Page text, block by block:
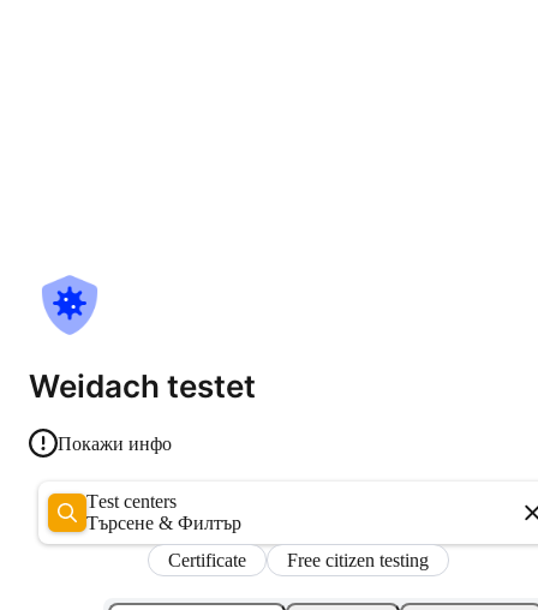
Weidach testet
Покажи инфо
Test centers
Търсене & Филтър
Certificate
Free citizen testing